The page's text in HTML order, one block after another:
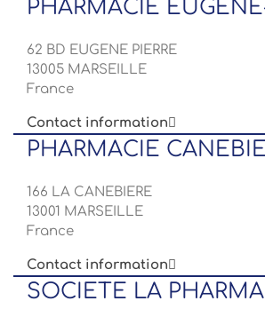
PHARMACIE
62 BD EUGENE PIERRE
13005 MARSEILLE
France
Contact information
PHARMACIE
166 LA CANEBIERE
13001 MARSEILLE
France
Contact information
SOCIETE LA